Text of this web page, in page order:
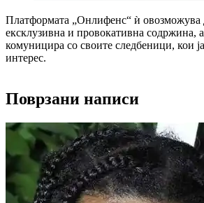
Платформата „Онлифенс“ ѝ овозможува
ексклузивна и провокативна содржина,
комуницира со своите следбеници, кои
интерес.
Поврзани написи